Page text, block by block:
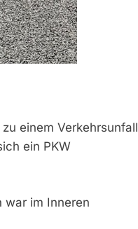
einem Verkehrsunfall
ein PKW
war im Inneren